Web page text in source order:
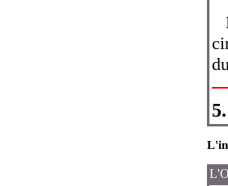
5.